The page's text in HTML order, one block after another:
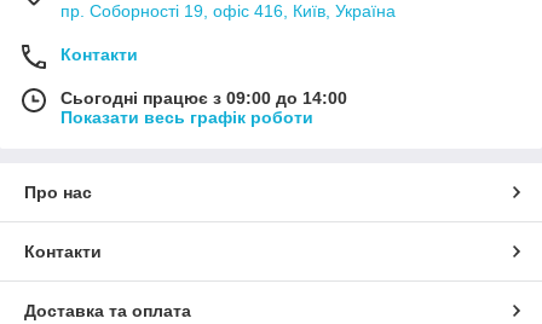
пр. Соборності 19, офіс 416, Київ, Україна
Контакти
Сьогодні працює з 09:00 до 14:00
Показати весь графік роботи
Про нас
Контакти
Доставка та оплата